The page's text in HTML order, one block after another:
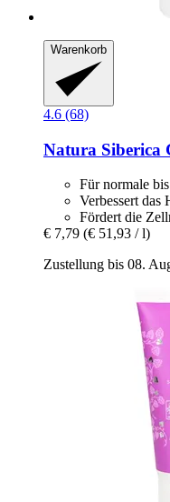
Warenkorb
4.6 (68)
Natura Siberica
Für normale
Verbessert das
Fördert die
€ 7,79 (€ 51,93 / l)
Zustellung bis 08.